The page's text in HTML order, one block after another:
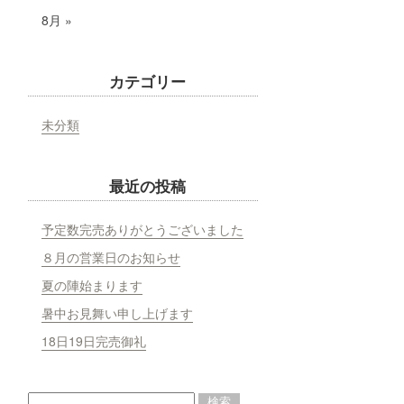
8月 »
カテゴリー
未分類
最近の投稿
予定数完売ありがとうございました
８月の営業日のお知らせ
夏の陣始まります
暑中お見舞い申し上げます
18日19日完売御礼